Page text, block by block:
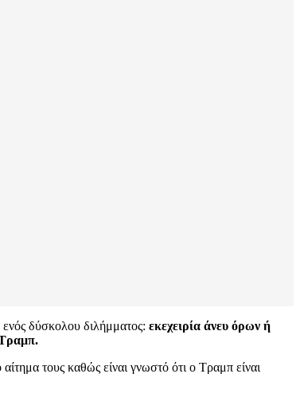
δύσκολου διλήμματος: εκεχειρία άνευ όρων ή
τους καθώς είναι γνωστό ότι ο Τραμπ είναι